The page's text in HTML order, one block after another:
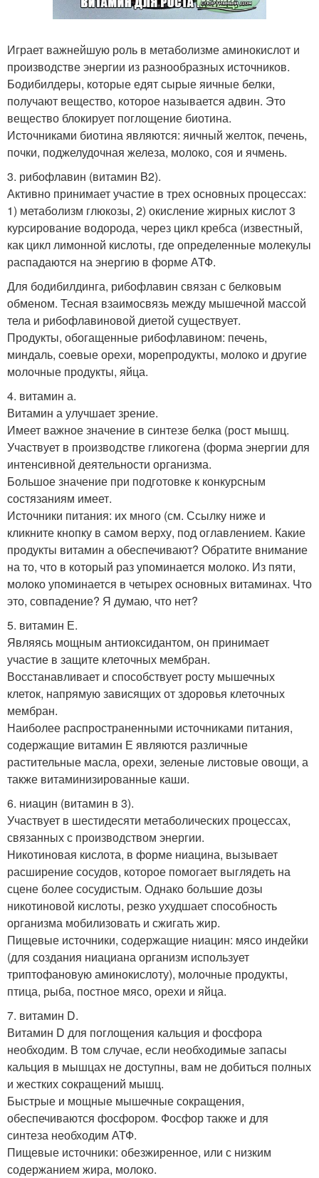
Играет важнейшую роль в метаболизме аминокислот и
производстве энергии из разнообразных источников.
Бодибилдеры, которые едят сырые яичные белки,
получают вещество, которое называется адвин. Это
вещество блокирует поглощение биотина.
Источниками биотина являются: яичный желток, печень,
почки, поджелудочная железа, молоко, соя и ячмень.
3. рибофлавин (витамин B2).
Активно принимает участие в трех основных процессах:
1) метаболизм глюкозы, 2) окисление жирных кислот 3
курсирование водорода, через цикл кребса (известный,
как цикл лимонной кислоты, где определенные молекулы
распадаются на энергию в форме АТФ.
Для бодибилдинга, рибофлавин связан с белковым
обменом. Тесная взаимосвязь между мышечной массой
тела и рибофлавиновой диетой существует.
Продукты, обогащенные рибофлавином: печень,
миндаль, соевые орехи, морепродукты, молоко и другие
молочные продукты, яйца.
4. витамин а.
Витамин а улучшает зрение.
Имеет важное значение в синтезе белка (рост мышц.
Участвует в производстве гликогена (форма энергии для
интенсивной деятельности организма.
Большое значение при подготовке к конкурсным
состязаниям имеет.
Источники питания: их много (см. Ссылку ниже и
кликните кнопку в самом верху, под оглавлением. Какие
продукты витамин а обеспечивают? Обратите внимание
на то, что в который раз упоминается молоко. Из пяти,
молоко упоминается в четырех основных витаминах. Что
это, совпадение? Я думаю, что нет?
5. витамин Е.
Являясь мощным антиоксидантом, он принимает
участие в защите клеточных мембран.
Восстанавливает и способствует росту мышечных
клеток, напрямую зависящих от здоровья клеточных
мембран.
Наиболее распространенными источниками питания,
содержащие витамин Е являются различные
растительные масла, орехи, зеленые листовые овощи, а
также витаминизированные каши.
6. ниацин (витамин в 3).
Участвует в шестидесяти метаболических процессах,
связанных с производством энергии.
Никотиновая кислота, в форме ниацина, вызывает
расширение сосудов, которое помогает выглядеть на
сцене более сосудистым. Однако большие дозы
никотиновой кислоты, резко ухудшает способность
организма мобилизовать и сжигать жир.
Пищевые источники, содержащие ниацин: мясо индейки
(для создания ниациана организм использует
триптофановую аминокислоту), молочные продукты,
птица, рыба, постное мясо, орехи и яйца.
7. витамин D.
Витамин D для поглощения кальция и фосфора
необходим. В том случае, если необходимые запасы
кальция в мышцах не доступны, вам не добиться полных
и жестких сокращений мышц.
Быстрые и мощные мышечные сокращения,
обеспечиваются фосфором. Фосфор также и для
синтеза необходим АТФ.
Пищевые источники: обезжиренное, или с низким
содержанием жира, молоко.